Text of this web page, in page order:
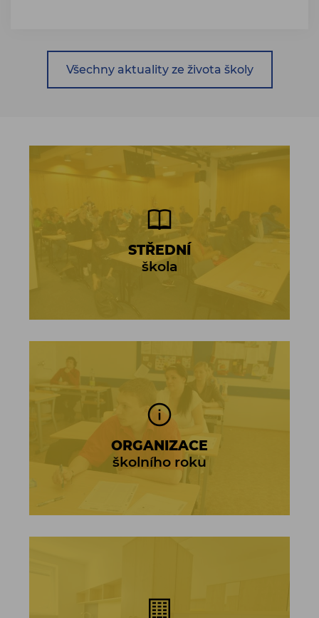
Všechny aktuality ze života školy
STŘEDNÍ
škola
ORGANIZACE
školního roku